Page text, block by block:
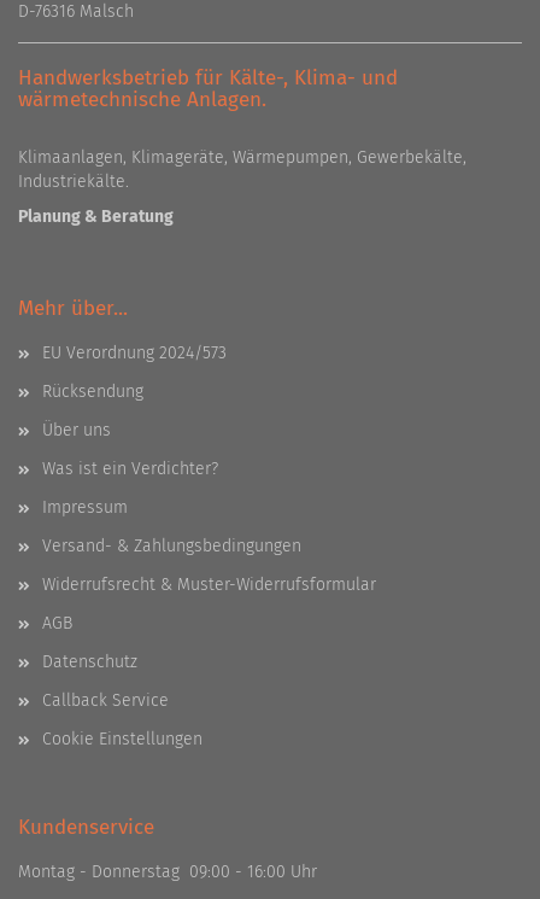
D-76316 Malsch
Handwerksbetrieb für Kälte-, Klima- und
wärmetechnische Anlagen.
Klimaanlagen, Klimageräte, Wärmepumpen, Gewerbekälte,
Industriekälte.
Planung & Beratung
Mehr über...
EU Verordnung 2024/573
Rücksendung
Über uns
Was ist ein Verdichter?
Impressum
Versand- & Zahlungsbedingungen
Widerrufsrecht & Muster-Widerrufsformular
AGB
Datenschutz
Callback Service
Cookie Einstellungen
Kundenservice
Montag - Donnerstag 09:00 - 16:00 Uhr